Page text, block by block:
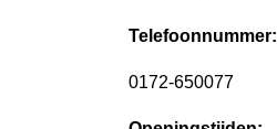
Telefoonnummer:
0172-650077